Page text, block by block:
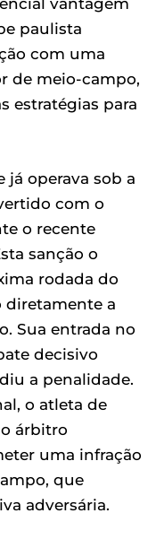
paulista
com uma
de meio-campo,
estratégias para
já operava sob a
com o
o recente
sanção o
rodada do
a
Sua entrada no
decisivo
a penalidade.
o atleta de
árbitro
uma infração
que
adversária.